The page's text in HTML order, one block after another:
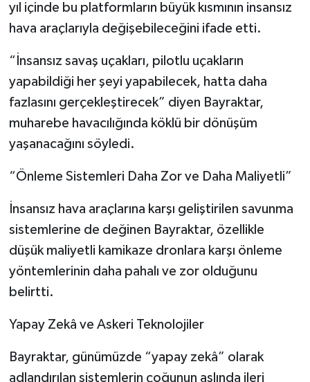
yıl içinde bu platformların büyük kısmının insansız
hava araçlarıyla değişebileceğini ifade etti.
“İnsansız savaş uçakları, pilotlu uçakların
yapabildiği her şeyi yapabilecek, hatta daha
fazlasını gerçekleştirecek” diyen Bayraktar,
muharebe havacılığında köklü bir dönüşüm
yaşanacağını söyledi.
“Önleme Sistemleri Daha Zor ve Daha Maliyetli”
İnsansız hava araçlarına karşı geliştirilen savunma
sistemlerine de değinen Bayraktar, özellikle
düşük maliyetli kamikaze dronlara karşı önleme
yöntemlerinin daha pahalı ve zor olduğunu
belirtti.
Yapay Zekâ ve Askeri Teknolojiler
Bayraktar, günümüzde “yapay zekâ” olarak
adlandırılan sistemlerin çoğunun aslında ileri